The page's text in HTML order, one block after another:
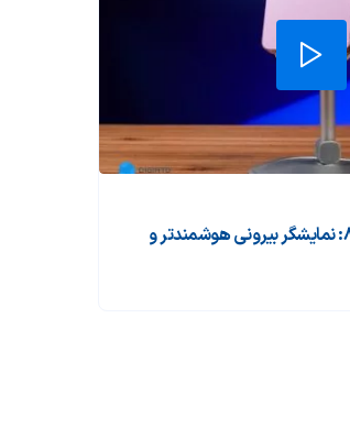
بررسی گلکسی زد فلیپ ۸: نمایشگر بیرونی هوشمندتر و